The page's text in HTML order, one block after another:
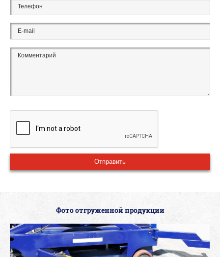
Фото отгруженной продукции